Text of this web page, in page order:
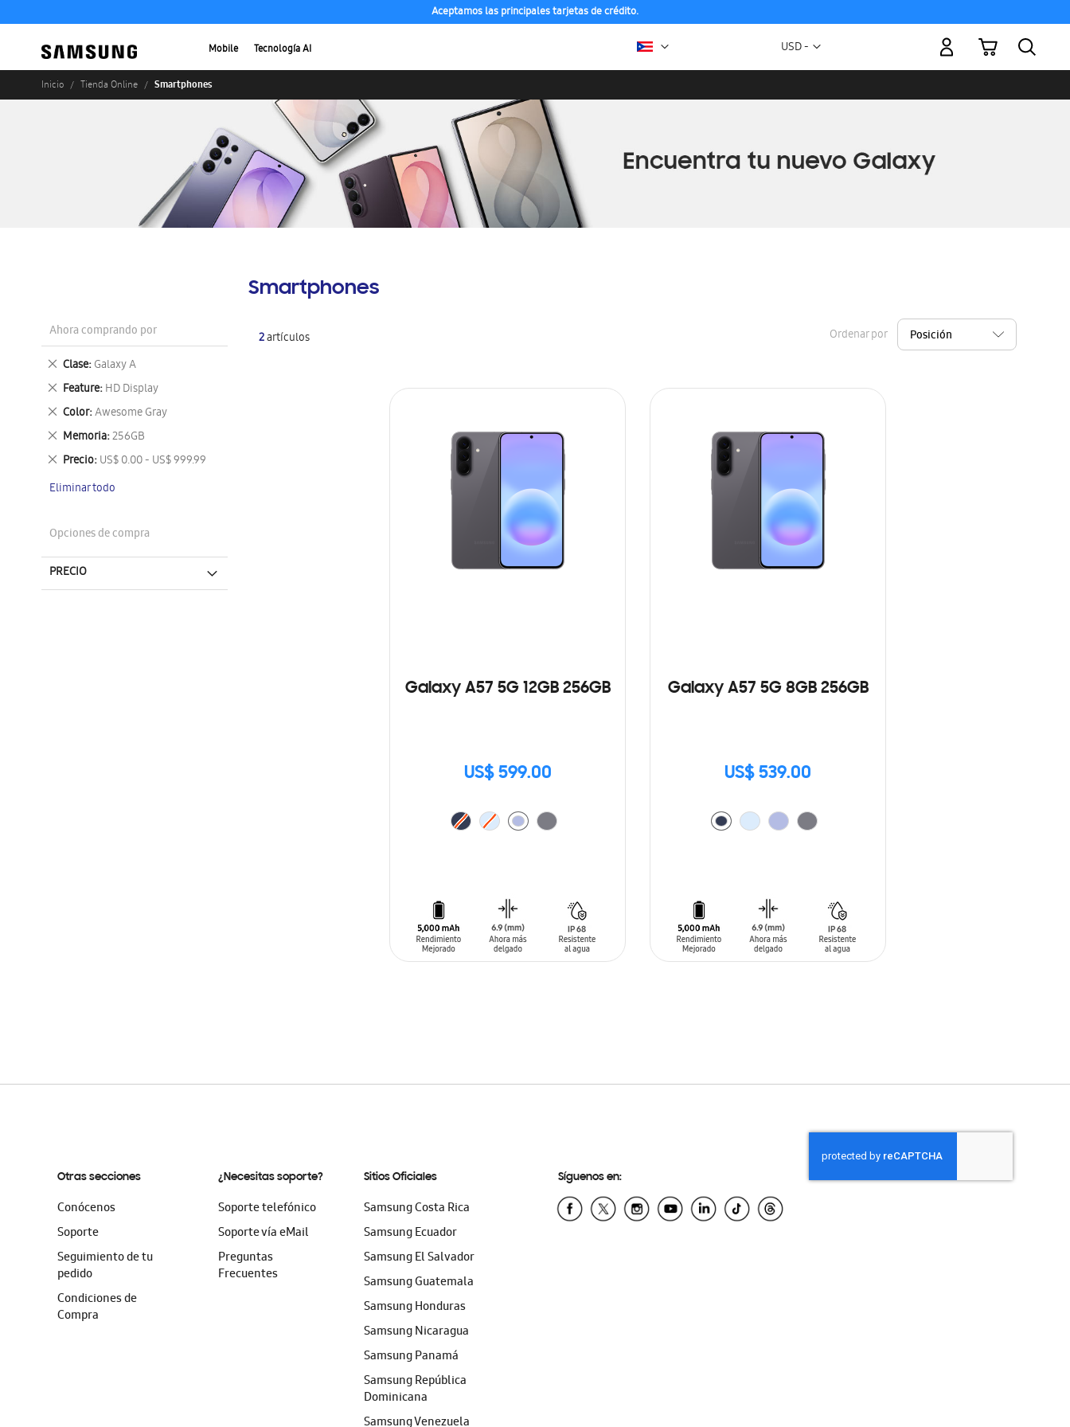
Aceptamos las principales tarjetas de crédito.
Mobile Tecnología AI Moneda
USD -
Mi carrito
Inicio Tienda Online Smartphones
Smartphones
2artículos Ordenar por
Galaxy A57 5G 12GB 256GB
US$ 599.00
Galaxy A57 5G 8GB 256GB
US$ 539.00
Ahora comprando por
Clase Galaxy A
Eliminar
este
artículo
Feature HD Display
Eliminar
este
artículo
Color Awesome Gray
Eliminar
este
artículo
Memoria 256GB
Eliminar
este
artículo
Precio US$ 0.00 - US$ 999.99
Eliminar
artículo
Eliminar todo
Opciones de compra
PRECIO
Otras secciones
Conócenos
Soporte
Seguimiento de tu
pedido
Condiciones de
Compra
¿Necesitas soporte?
Soporte telefónico
Soporte vía eMail
Preguntas
Frecuentes
Sitios Oficiales
Samsung Costa Rica
Samsung Ecuador
Samsung El Salvador
Samsung Guatemala
Samsung Honduras
Samsung Nicaragua
Samsung Panamá
Samsung República
Dominicana
Samsung Venezuela
Síguenos en: